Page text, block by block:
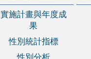
實施計畫與年度成
果
性別統計指標